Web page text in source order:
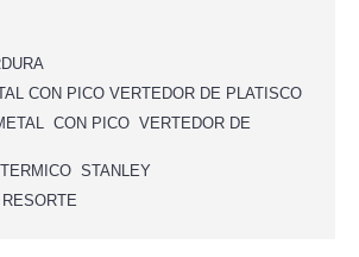
CON PICO VERTEDOR DE PLATISCO
CON PICO VERTEDOR DE
STANLEY